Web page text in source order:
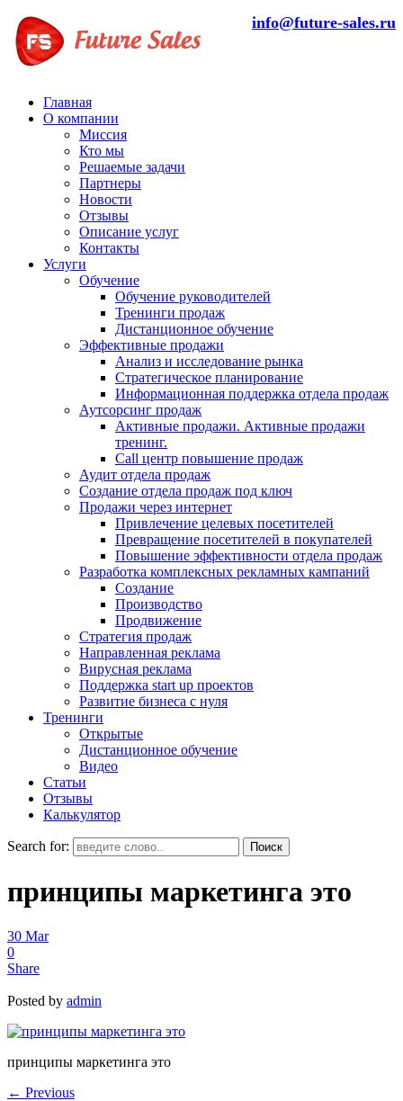
info@future-sales.ru
Главная
О компании
Миссия
Кто мы
Решаемые задачи
Партнеры
Новости
Отзывы
Описание услуг
Контакты
Услуги
Обучение
Обучение руководителей
Тренинги продаж
Дистанционное обучение
Эффективные продажи
Анализ и исследование рынка
Стратегическое планирование
Информационная поддержка отдела продаж
Аутсорсинг продаж
Активные продажи. Активные продажи
тренинг.
Call центр повышение продаж
Аудит отдела продаж
Создание отдела продаж под ключ
Продажи через интернет
Привлечение целевых посетителей
Превращение посетителей в покупателей
Повышение эффективности отдела продаж
Разработка комплексных рекламных кампаний
Создание
Производство
Продвижение
Стратегия продаж
Направленная реклама
Вирусная реклама
Поддержка start up проектов
Развитие бизнеса с нуля
Тренинги
Открытые
Дистанционное обучение
Видео
Статьи
Отзывы
Калькулятор
Search for:
принципы маркетинга это
30 Mar
0
Share
Posted by admin
принципы маркетинга это
← Previous